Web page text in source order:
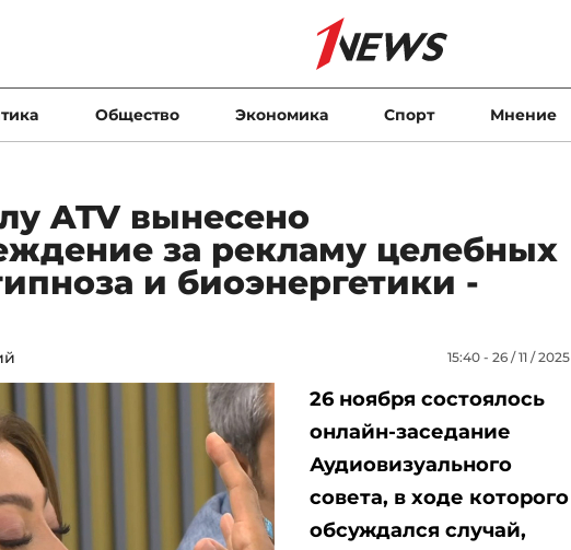
Общество Экономика Спорт Мнение
ATV вынесено
за рекламу целебных
и биоэнергетики -
15:40 - 26 / 11 / 2025
26 ноября состоялось
онлайн-заседание
Аудиовизуального
совета, в ходе которого
обсуждался случай,